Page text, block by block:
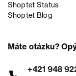
Shoptet Status
Shoptet Blog
Máte otázku?
+421 948